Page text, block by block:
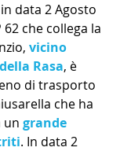
data 2 Agosto
che collega la
vicino
Rasa, è
di trasporto
che ha
un grande
. In data 2